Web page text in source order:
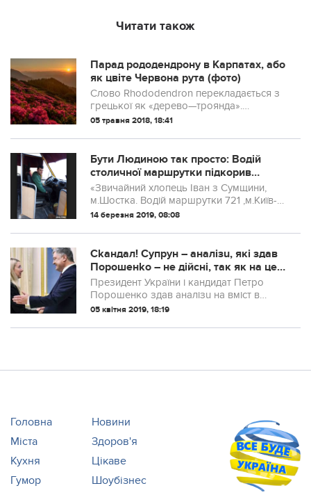
Читати також
Парад рододендрону в Карпатах, або
як цвіте Червона рута (фото)
Слово Rhododendron перекладається з
грецької як «дерево—троянда».
Насправді ці рослини поширені майже
600 різних видів. Білий, жовтий,
рожевий… з д...
05 травня 2018, 18:41
Бути Людиною так просто: Водій
столичної маршрутки підкорив
мережу
«Звичайний хлопець Іван з Сумщини,
м.Шостка. Водій маршрутки 721 ,м.Київ-
Вишневе. Возить АТОшників і
написав на своїй сторінці у Facebook
користувач «...
14 березня 2019, 08:08
Сkандал! Супрун – aнaлізu, які здав
Порошенkо – не дійсні, так як на це
потрібно як мінімум..
Президент України і кандидат Петро
Порошенко здав аналізu на вміст в
кр0ві наркотuків і алкоrолю – перші
наркотuків немає. Однак, за даними в.о.
05 квітня 2019, 18:19
Головна
Новини
Міста
Здоров'я
Кухня
Цікаве
Гумор
Шоубізнес